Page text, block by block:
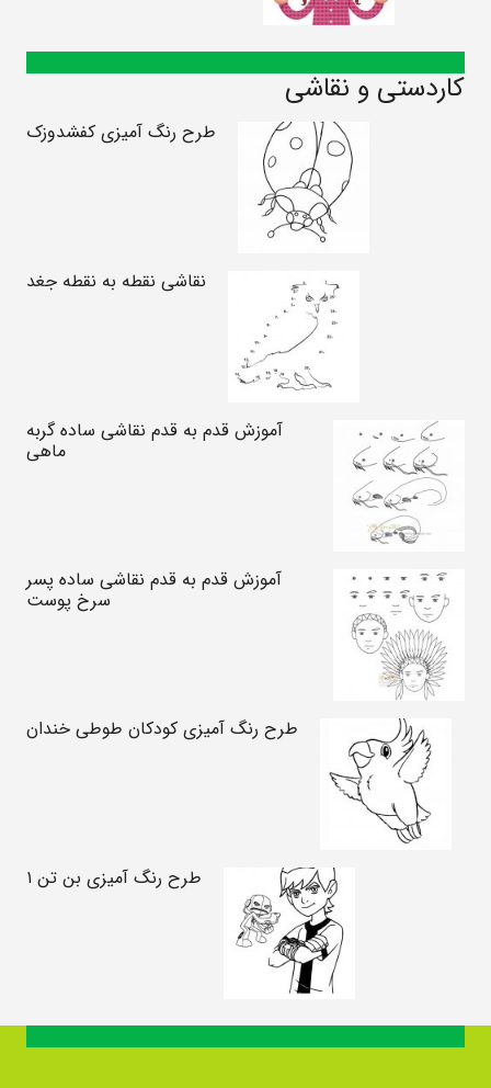
کاردستی و نقاشی
طرح رنگ آمیزی کفشدوزک
نقاشی نقطه به نقطه جغد
آموزش قدم به قدم نقاشی ساده گربه
ماهی
آموزش قدم به قدم نقاشی ساده پسر
سرخ پوست
طرح رنگ آمیزی کودکان طوطی خندان
طرح رنگ آمیزی بن تن ۱